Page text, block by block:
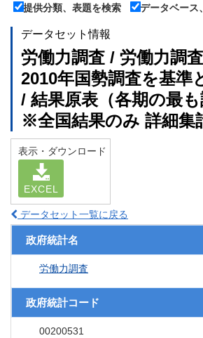
提供分類、表題を検索
データベース
データセット情報
労働力調査 / 労働力調
2010年国勢調査を基準
/ 結果原表（各期の最も
※全国結果のみ 詳細集
表示・ダウンロード
EXCEL
データセット一覧に戻る
政府統計名
労働力調査
政府統計コード
00200531